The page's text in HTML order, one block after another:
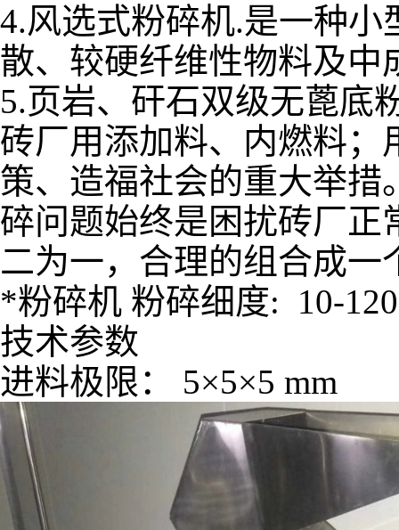
4.风选式粉碎机.是一种
散、较硬纤维性物料及中
5.页岩、矸石双级无蓖底
砖厂用添加料、内燃料；
策、造福社会的重大举措
碎问题始终是困扰砖厂正
二为一，合理的组合成一
*粉碎机 粉碎细度: 10-
技术参数
进料极限： 5×5×5 mm